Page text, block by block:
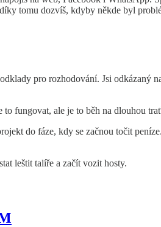
tomu dozvíš, kdyby někde byl
pro rozhodování. Jsi
fungovat, ale je to běh na dlouhou
do fáze, kdy se začnou točit
leštit talíře a začít vozit hosty.